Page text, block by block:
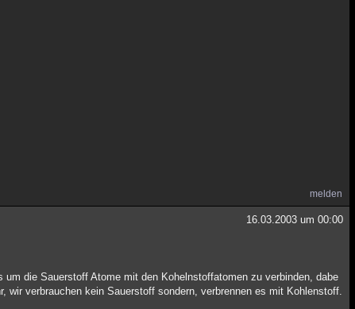
melden
16.03.2003 um 00:00
die Sauerstoff Atome mit den Kohelnstoffatomen zu verbinden, dabe
wir verbrauchen kein Sauerstoff sondern, verbrennen es mit Kohlenstoff.